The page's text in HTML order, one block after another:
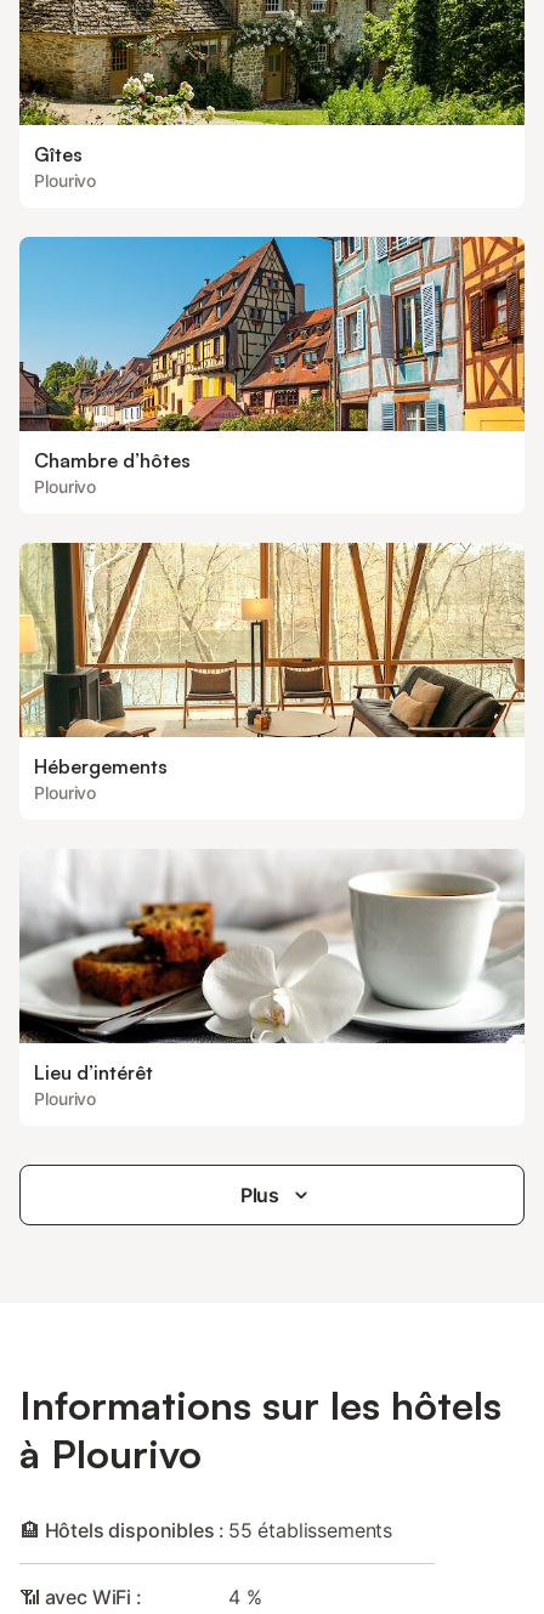
Gîtes
Plourivo
Chambre d’hôtes
Plourivo
Hébergements
Plourivo
Lieu d’intérêt
Plourivo
Plus
Informations sur les hôtels
à Plourivo
🏨 Hôtels disponibles : 55 établissements
📶 avec WiFi : 4 %